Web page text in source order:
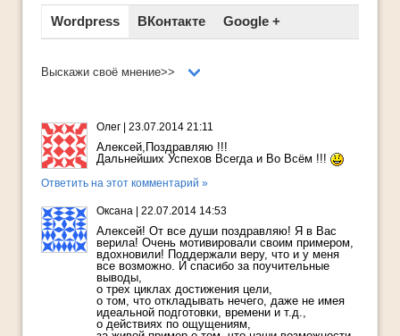
Wordpress ВКонтакте Google +
Выскажи своё мнение>>
Олег | 23.07.2014 21:11
Алексей,Поздравляю !!!
Дальнейших Успехов Всегда и Во Всём !!!
Ответить на этот комментарий »
Оксана | 22.07.2014 14:53
Алексей! От все души поздравляю! Я в Вас
верила! Очень мотивировали своим примером,
вдохновили! Поддержали веру, что и у меня
все возможно. И спасибо за поучительные
выводы,
о трех циклах достижения цели,
о том, что откладывать нечего, даже не имея
идеальной подготовки, времени и т.д.,
о действиях по ощущениям,